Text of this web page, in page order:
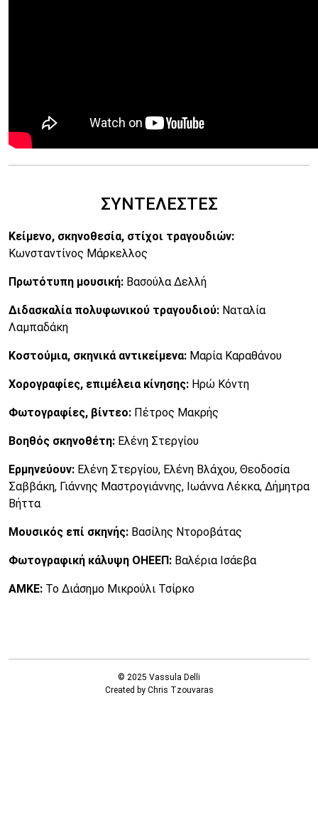
ΣΥΝΤΕΛΕΣΤΕΣ
Κείμενο, σκηνοθεσία, στίχοι τραγουδιών:
Κωνσταντίνος Μάρκελλος
Πρωτότυπη μουσική: Βασούλα Δελλή
Διδασκαλία πολυφωνικού τραγουδιού: Ναταλία
Λαμπαδάκη
Κοστούμια, σκηνικά αντικείμενα: Μαρία Καραθάνου
Χορογραφίες, επιμέλεια κίνησης: Ηρώ Κόντη
Φωτογραφίες, βίντεο: Πέτρος Μακρής
Βοηθός σκηνοθέτη: Ελένη Στεργίου
Ερμηνεύουν: Ελένη Στεργίου, Ελένη Βλάχου, Θεοδοσία
Σαββάκη, Γιάννης Μαστρογιάννης, Ιωάννα Λέκκα, Δήμητρα
Βήττα
Μουσικός επί σκηνής: Βασίλης Ντοροβάτας
Φωτογραφική κάλυψη ΟΗΕΕΠ: Βαλέρια Ισάεβα
ΑΜΚΕ: Το Διάσημο Μικρούλι Τσίρκο
© 2025 Vassula Delli
Created by Chris Tzouvaras